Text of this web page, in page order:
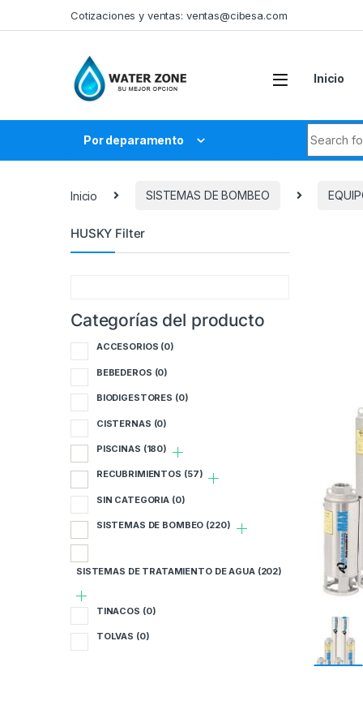
Cotizaciones y ventas: ventas@cibesa.com
Inicio
Por deparamento
Inicio SISTEMAS DE BOMBEO
HUSKY Filter
Categorías del producto
ACCESORIOS (0)
BEBEDEROS (0)
BIODIGESTORES (0)
CISTERNAS (0)
PISCINAS (180)
RECUBRIMIENTOS (57)
SIN CATEGORIA (0)
SISTEMAS DE BOMBEO (220)
SISTEMAS DE TRATAMIENTO DE AGUA (202)
TINACOS (0)
TOLVAS (0)